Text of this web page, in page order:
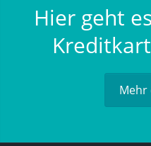
Hier geht
Mehr